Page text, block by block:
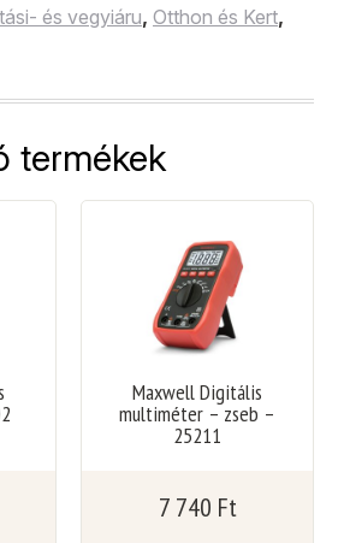
és vegyiáru, Otthon és Kert,
termékek
Maxwell Digitális
multiméter – zseb –
25211
7 740 Ft